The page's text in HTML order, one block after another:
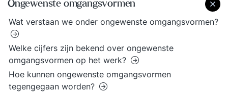
Ongewenste omgangsvormen
Wat verstaan we onder ongewenste omgangsvormen?
Welke cijfers zijn bekend over ongewenste
omgangsvormen op het werk?
Hoe kunnen ongewenste omgangsvormen
tegengegaan worden?